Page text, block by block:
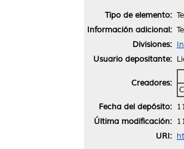
Tipo de elemento:
Información adicional:
Divisiones:
Usuario depositante:
Creadores:
Fecha del depósito:
Última modificación:
URI: